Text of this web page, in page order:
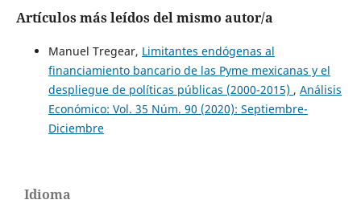
Artículos más leídos del mismo autor/a
Manuel Tregear, Limitantes endógenas al
financiamiento bancario de las Pyme mexicanas y el
despliegue de políticas públicas (2000-2015) , Análisis
Económico: Vol. 35 Núm. 90 (2020): Septiembre-
Diciembre
Idioma